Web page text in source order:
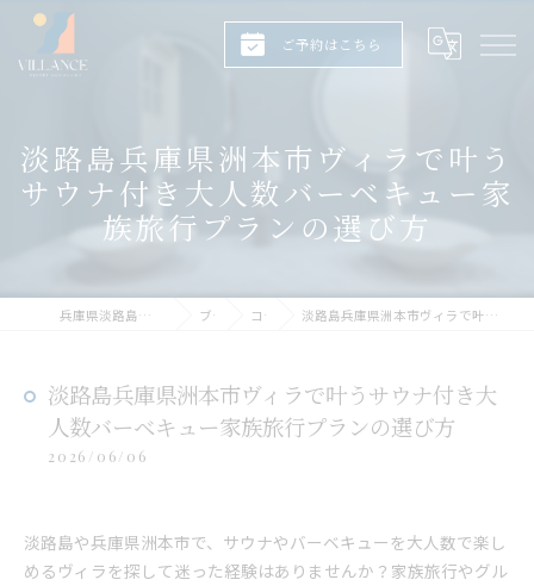
ご予約はこちら
淡路島兵庫県洲本市ヴィラで叶う
サウナ付き大人数バーベキュー家
族旅行プランの選び方
兵庫県淡路島のヴィラならヴィランス淡路島 ブログ コラム 淡路島兵庫県洲本市ヴィラで叶うサウナ付き大人数バーベキュー家族旅行プランの選び方
淡路島兵庫県洲本市ヴィラで叶うサウナ付き大
人数バーベキュー家族旅行プランの選び方
2026/06/06
淡路島や兵庫県洲本市で、サウナやバーベキューを大人数で楽し
めるヴィラを探して迷った経験はありませんか？家族旅行やグル